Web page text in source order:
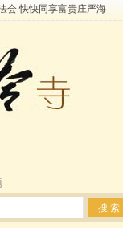
章
渡群蒙盂兰盆
快快同享富贵庄严海